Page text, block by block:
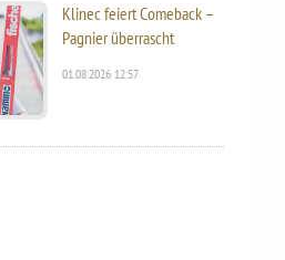
Klinec feiert Comeback –
Pagnier überrascht
01.08.2026 12:57